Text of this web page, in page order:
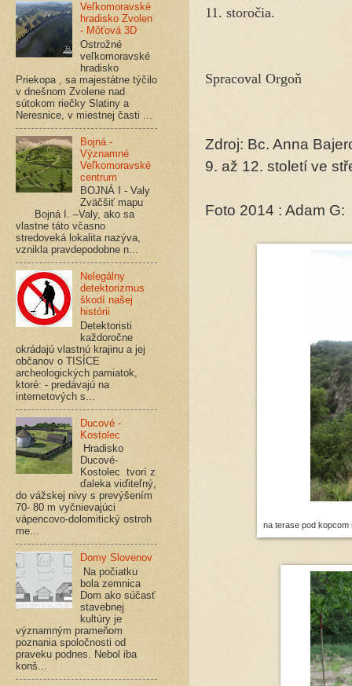
11. storočia.
Spracoval Orgoň
Zdroj: Bc. Anna
9. až 12. století ve
Foto 2014 : Adam G:
na terase pod
Veľkomoravské
hradisko Zvolen
- Môťová 3D
Ostrožné
veľkomoravské
hradisko
Priekopa , sa majestátne týčilo
v dnešnom Zvolene nad
sútokom riečky Slatiny a
Neresnice, v miestnej časti ...
Bojná -
Významné
Veľkomoravské
centrum
BOJNÁ I - Valy
Zväčšiť mapu
Bojná I. –Valy, ako sa
vlastne táto včasno
stredoveká lokalita nazýva,
vznikla pravdepodobne n...
Nelegálny
detektorizmus
škodí našej
histórii
Detektoristi
každoročne
okrádajú vlastnú krajinu a jej
občanov o TISÍCE
archeologických pamiatok,
ktoré: - predávajú na
internetových s...
Ducové -
Kostolec
Hradisko
Ducové-
Kostolec tvorí z
ďaleka viďiteľný,
do vážskej nivy s prevýšením
70- 80 m vyčnievajúci
vápencovo-dolomitický ostroh
me...
Domy Slovenov
Na počiatku
bola zemnica
Dom ako súčasť
stavebnej
kultúry je
významným prameňom
poznania spoločnosti od
praveku podnes. Nebol iba
konš...